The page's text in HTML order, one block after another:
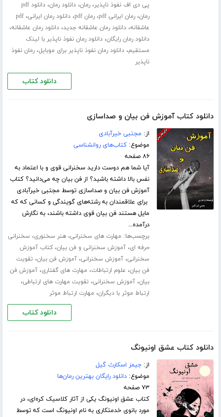
پی دی اف نفوذ ناپذیر،رمان،دانلود رمان،
دانلود pdf
رمان،رمان ایرانی pdf ،رمان pdf ،دانلود رمان ایرانی،pdf
عاشقانه،دانلود رمان عاشقانه جدید،دانلود رمان عاشقانه،
دانلود رمان رایگان،دانلود رمان نفوذ ناپذیر با لینک
مستقیم،دانلود رمان نفوذ ناپذیر برای موبایل،رمان نفوذ
ناپذیر
دانلود کتاب
دانلود کتاب آموزش فن بیان و صداسازی
از: مجتبی خیرآبادی
موضوع:کتاب‌های روانشناسی
۸۶ صفحه
آیا شما هم دوست دارید سخنرانی قوی و با اعتماد به
نفس بالا داشته باشید؟ از فن بیان چه می‌دانید؟ کتاب
آموزش فن بیان و صداسازی توسط مجتبی خیرآبادی
برای علاقمندان به رشته‌های گویندگی و کسانی که که
مایل هستند فن بیان قوی داشته باشند، به نگارش
درآمده...
برچسب‌ها: مهارت های سخنرانی،هنر سخنوری، سخنرانی
حرفه ای،آموزش سخنرانی و فن بیان،کتاب آموزش
سخنرانی،آموزش سخنرانی،آموزش فن بیان، تقویت
فن بیان، علوم ارتباطات، مهارت های گفتاری،آموزش فن
بیان،آموزش سخنرانی، تقویت مهارت های ارتباطی،
ارتباط موثر با دیگران، مهارت ارتباط موثر
دانلود کتاب
دانلود کتاب عشق اونیونگ
از:جیمز اسکارث گیل
موضوع:دانلود رایگان بهترین رمان‌ها
۷۳ صفحه
کتاب عشق اونیونگ یکی از آثار کلاسیک کره‌ای، در
مورد بانوی خدمتکاری به نام اونیونگ است که توسط